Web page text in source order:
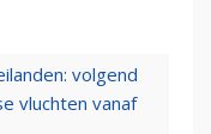
volgend
vluchten vanaf